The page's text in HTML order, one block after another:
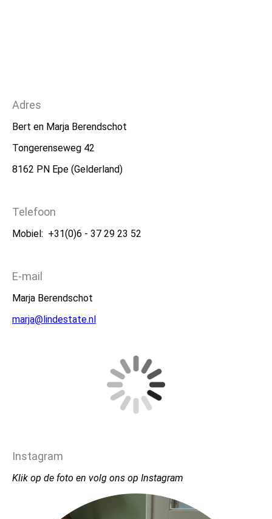
Adres
Bert en Marja Berendschot
Tongerenseweg 42
8162 PN Epe (Gelderland)
Telefoon
Mobiel: +31(0)6 - 37 29 23 52
E-mail
Marja Berendschot
marja@lindestate.nl
Instagram
Klik op de foto en volg ons op Instagram